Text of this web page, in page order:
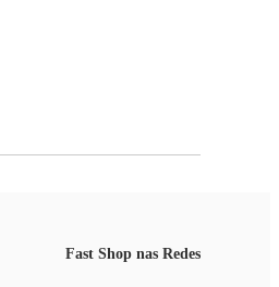
Fast Shop nas Redes